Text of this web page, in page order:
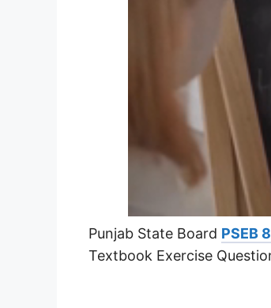
Punjab State Board PSEB
Textbook Exercise